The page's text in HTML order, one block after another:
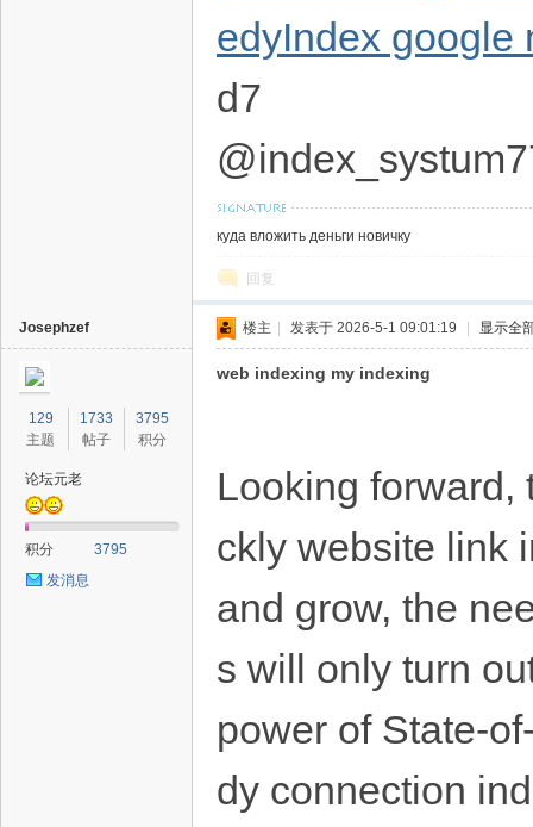
edyIndex google
d7
куда вложить деньги новичку
回复
Josephzef
129
主题
1733
帖子
3795
积分
论坛元老
积分
3795
发消息
楼主 发表于 2026-5-1 09:01:19 显示全
web indexing my indexing
Looking forward,
ckly website link
and grow, the
s will only turn
power of State-
dy connection